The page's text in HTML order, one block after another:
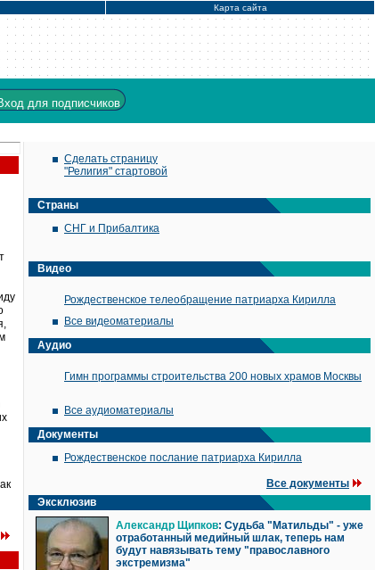
Карта сайта
для подписчиков
Сделать страницу
"Религия" стартовой
Страны
СНГ и Прибалтика
Видео
Рождественское телеобращение патриарха Кирилла
Все видеоматериалы
Аудио
Гимн программы строительства 200 новых храмов Москвы
Все аудиоматериалы
Документы
Рождественское послание патриарха Кирилла
Все документы
Эксклюзив
Александр Щипков: Судьба "Матильды" - уже
отработанный медийный шлак, теперь нам
будут навязывать тему "православного
экстремизма"